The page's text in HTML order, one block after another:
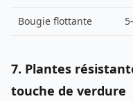
Bougie flottante
7. Plantes
touche de verdure